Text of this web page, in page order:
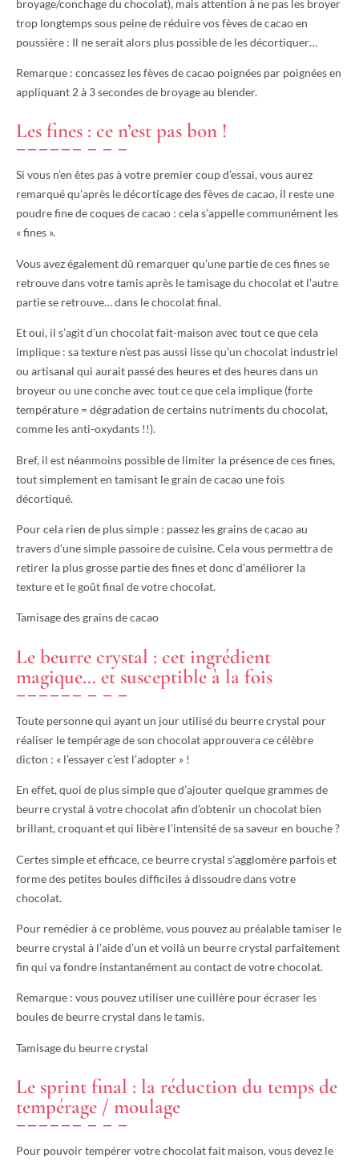
broyage/conchage du chocolat), mais attention à ne pas les broyer
trop longtemps sous peine de réduire vos fèves de cacao en
poussière : Il ne serait alors plus possible de les décortiquer…
Remarque : concassez les fèves de cacao poignées par poignées en
appliquant 2 à 3 secondes de broyage au blender.
Les fines : ce n’est pas bon !
Si vous n’en êtes pas à votre premier coup d’essai, vous aurez
remarqué qu’après le décorticage des fèves de cacao, il reste une
poudre fine de coques de cacao : cela s’appelle communément les
« fines ».
Vous avez également dû remarquer qu’une partie de ces fines se
retrouve dans votre tamis après le tamisage du chocolat et l’autre
partie se retrouve… dans le chocolat final.
Et oui, il s’agit d’un chocolat fait-maison avec tout ce que cela
implique : sa texture n’est pas aussi lisse qu’un chocolat industriel
ou artisanal qui aurait passé des heures et des heures dans un
broyeur ou une conche avec tout ce que cela implique (forte
température = dégradation de certains nutriments du chocolat,
comme les anti-oxydants !!).
Bref, il est néanmoins possible de limiter la présence de ces fines,
tout simplement en tamisant le grain de cacao une fois
décortiqué.
Pour cela rien de plus simple : passez les grains de cacao au
travers d’une simple passoire de cuisine. Cela vous permettra de
retirer la plus grosse partie des fines et donc d’améliorer la
texture et le goût final de votre chocolat.
Tamisage des grains de cacao
Le beurre crystal : cet ingrédient
magique… et susceptible à la fois
Toute personne qui ayant un jour utilisé du beurre crystal pour
réaliser le tempérage de son chocolat approuvera ce célèbre
dicton : « l’essayer c’est l’adopter » !
En effet, quoi de plus simple que d’ajouter quelque grammes de
beurre crystal à votre chocolat afin d’obtenir un chocolat bien
brillant, croquant et qui libère l’intensité de sa saveur en bouche ?
Certes simple et efficace, ce beurre crystal s’agglomère parfois et
forme des petites boules difficiles à dissoudre dans votre
chocolat.
Pour remédier à ce problème, vous pouvez au préalable tamiser le
beurre crystal à l’aide d’un et voilà un beurre crystal parfaitement
fin qui va fondre instantanément au contact de votre chocolat.
Remarque : vous pouvez utiliser une cuillère pour écraser les
boules de beurre crystal dans le tamis.
Tamisage du beurre crystal
Le sprint final : la réduction du temps de
tempérage / moulage
Pour pouvoir tempérer votre chocolat fait maison, vous devez le